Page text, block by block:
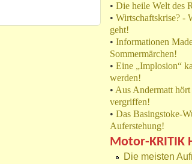
• Die heile Welt des
• Wirtschaftskrise? -
geht!
• Informationen
Sommermärchen!
• Eine „Implosion“
werden!
• Aus Andermatt
vergriffen!
• Das Basingstoke-
Auferstehung!
Motor-KRITIK
Die meisten